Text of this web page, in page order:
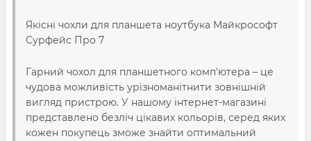
Якісні чохли для планшета ноутбука Майкрософт
Сурфейс Про 7
Гарний чохол для планшетного комп'ютера – це
чудова можливість урізноманітнити зовнішній
вигляд пристрою. У нашому інтернет-магазині
представлено безліч цікавих кольорів, серед яких
кожен покупець зможе знайти оптимальний